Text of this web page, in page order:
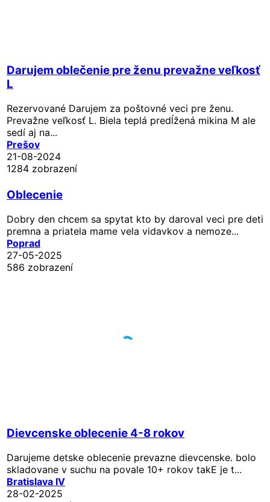
Darujem oblečenie pre ženu prevažne veľkosť
L
Rezervované Darujem za poštovné veci pre ženu.
Prevažne veľkosť L. Biela teplá predĺžená mikina M ale
sedí aj na...
Prešov
21-08-2024
1284 zobrazení
Oblecenie
Dobry den chcem sa spytat kto by daroval veci pre deti
premna a priatela mame vela vidavkov a nemoze...
Poprad
27-05-2025
586 zobrazení
Dievcenske oblecenie 4-8 rokov
Darujeme detske oblecenie prevazne dievcenske. bolo
skladovane v suchu na povale 10+ rokov takE je t...
Bratislava IV
28-02-2025